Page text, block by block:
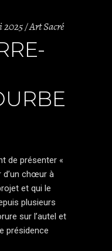
2025 Art Sacré
de présenter «
d’un chœur à
et qui le
plusieurs
sur l’autel et
présidence